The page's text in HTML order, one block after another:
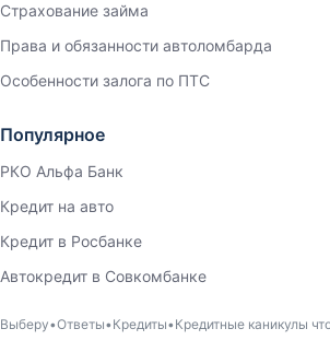
Страхование займа
Права и обязанности автоломбарда
Особенности залога по ПТС
Популярное
РКО Альфа Банк
Кредит на авто
Кредит в Росбанке
Автокредит в Совкомбанке
Выберу Ответы Кредиты Кредитные каникулы